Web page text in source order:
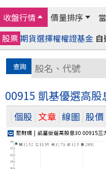
收盤行情 價量排序
股票期貨選擇權權證基金
00915 凱基優選高股
個股 文章 線圖 股價